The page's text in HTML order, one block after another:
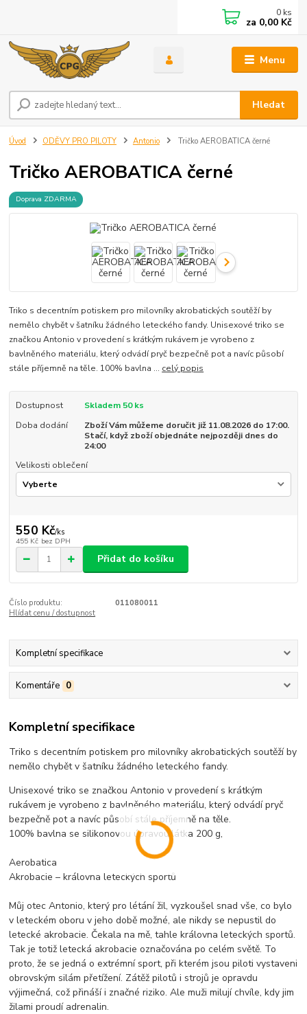
Menu
Hledat
0 ks
za 0,00 Kč
Úvod ODĚVY PRO PILOTY Antonio Tričko AEROBATICA černé
Tričko AEROBATICA černé
Doprava ZDARMA
Triko s decentním potiskem pro milovníky akrobatických soutěží by
nemělo chybět v šatníku žádného leteckého fandy. Unisexové triko se
značkou Antonio v provedení s krátkým rukávem je vyrobeno z
bavlněného materiálu, který odvádí pryč bezpečně pot a navíc působí
stále příjemně na těle. 100% bavlna ... celý popis
Dostupnost
Skladem 50 ks
Doba dodání
Zboží Vám můžeme doručit již 11.08.2026 do 17:00.
Stačí, když zboží objednáte nejpozději dnes do
24:00
Velikosti oblečení
550 Kč/ks
455 Kč bez DPH
Přidat do košíku
Číslo produktu:
011080011
Hlídat cenu / dostupnost
Kompletní specifikace
Komentáře 0
Kompletní specifikace
Triko s decentním potiskem pro milovníky akrobatických soutěží by
nemělo chybět v šatníku žádného leteckého fandy.
Unisexové triko se značkou Antonio v provedení s krátkým
rukávem je vyrobeno z bavlněného materiálu, který odvádí pryč
bezpečně pot a navíc působí stále příjemně na těle.
100% bavlna se silikonovou úpravou,látka 200 g,
Aerobatica
Akrobacie – královna leteckých sportů
Můj otec Antonio, který pro létání žil, vyzkoušel snad vše, co bylo
v leteckém oboru v jeho době možné, ale nikdy se nepustil do
letecké akrobacie. Čekala na mě, tahle královna leteckých sportů.
Tak je totiž letecká akrobacie označována po celém světě. To
proto, že se jedná o extrémní sport, při kterém jsou piloti vystaveni
obrovským silám přetížení. Zátěž pilotů i strojů je opravdu
výjimečná, což přináší i značné riziko. Ale muži milují chvíle, kdy jim
žilami proudí adrenalin.